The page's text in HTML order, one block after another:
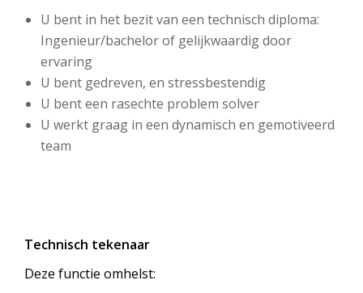
U bent in het bezit van een technisch diploma:
Ingenieur/bachelor of gelijkwaardig door
ervaring
U bent gedreven, en stressbestendig
U bent een rasechte problem solver
U werkt graag in een dynamisch en gemotiveerd
team
Technisch tekenaar
Deze functie omhelst: